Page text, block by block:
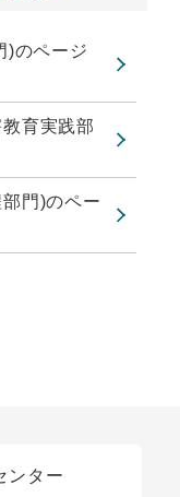
)のページ
育実践部
門)のペー
ンター